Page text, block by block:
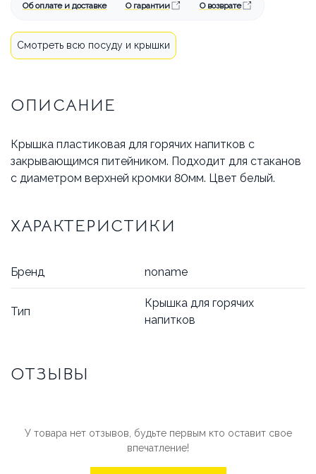
СТАТЬИ
ОБ АРЕНДЕ
Об оплате и доставке О гарантии О возврате
Смотреть всю посуду и крышки
ОПИСАНИЕ
Крышка пластиковая для горячих напитков с
закрывающимся питейником. Подходит для стаканов
с диаметром верхней кромки 80мм. Цвет белый.
ХАРАКТЕРИСТИКИ
Бренд noname
Тип
Крышка для горячих
напитков
ОТЗЫВЫ
У товара нет отзывов, будьте первым кто оставит свое
впечатление!